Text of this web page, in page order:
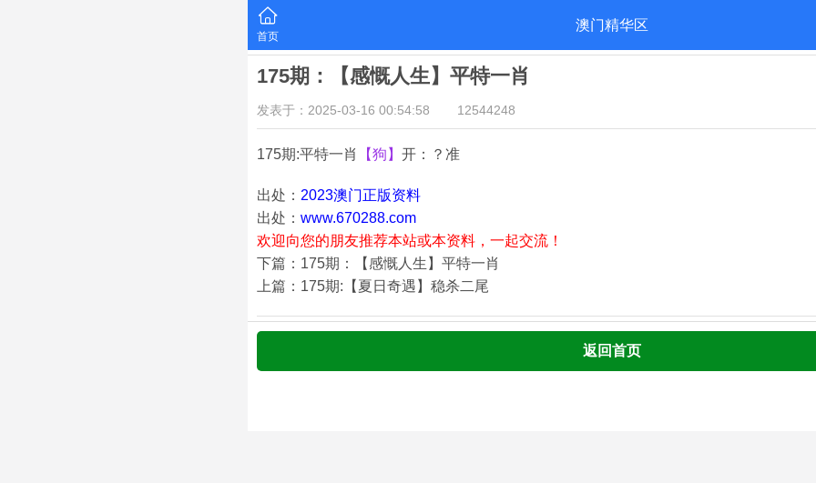
首页
澳门精华区
175期：【感慨人生】平特一肖
发表于：2025-03-16 00:54:58 12544248
175期:平特一肖 【狗】 开：？准
出处： 2023澳门正版资料
出处： www.670288.com
欢迎向您的朋友推荐本站或本资料，一起交流！
下篇：175期：【感慨人生】平特一肖
上篇：175期:【夏日奇遇】稳杀二尾
返回首页